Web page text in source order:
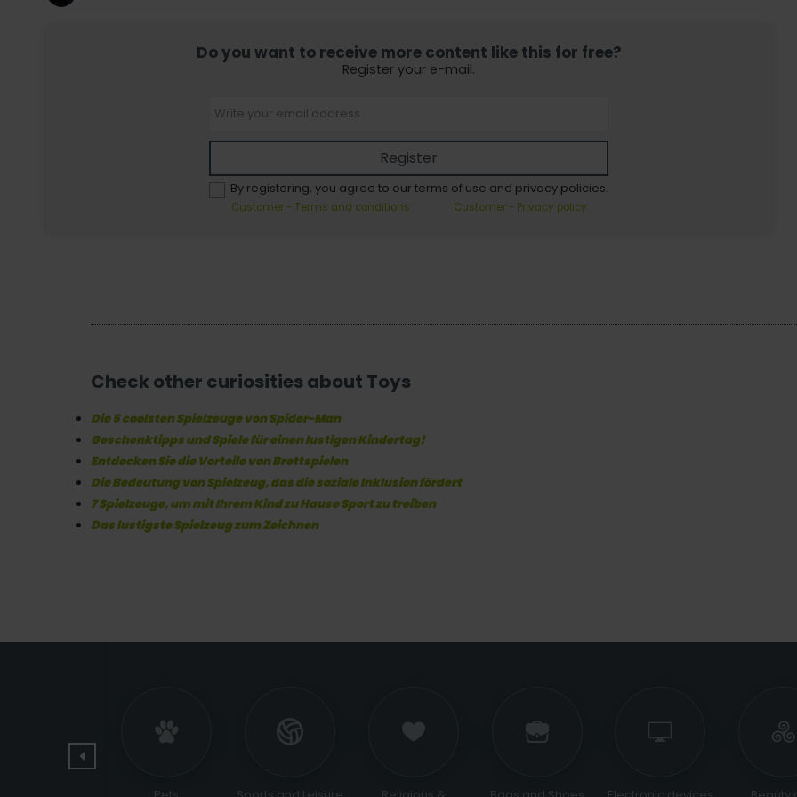
Do you want to receive more content like this for free?
Register your e-mail.
Register
By registering, you agree to our terms of use and privacy policies.
Customer - Terms and conditions Customer - Privacy policy
Check other curiosities about Toys
Die 5 coolsten Spielzeuge von Spider-Man
Geschenktipps und Spiele für einen lustigen Kindertag!
Entdecken Sie die Vorteile von Brettspielen
Die Bedeutung von Spielzeug, das die soziale Inklusion fördert
7 Spielzeuge, um mit Ihrem Kind zu Hause Sport zu treiben
Das lustigste Spielzeug zum Zeichnen